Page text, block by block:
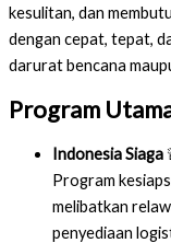
kesulitan, dan
dengan cepat, tepat,
darurat bencana
Program
Indonesia Siaga
Program
melibatkan
penyediaan